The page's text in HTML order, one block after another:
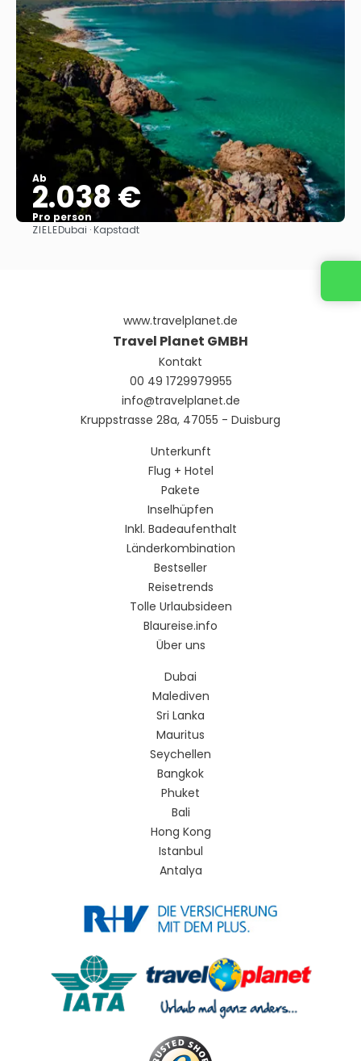
Ab
2.038 €
Pro person
ZIELEDubai · Kapstadt
www.travelplanet.de
Travel Planet GMBH
Kontakt
00 49 1729979955
info@travelplanet.de
Kruppstrasse 28a, 47055 - Duisburg
Unterkunft
Flug + Hotel
Pakete
Inselhüpfen
Inkl. Badeaufenthalt
Länderkombination
Bestseller
Reisetrends
Tolle Urlaubsideen
Blaureise.info
Über uns
Dubai
Malediven
Sri Lanka
Mauritus
Seychellen
Bangkok
Phuket
Bali
Hong Kong
Istanbul
Antalya